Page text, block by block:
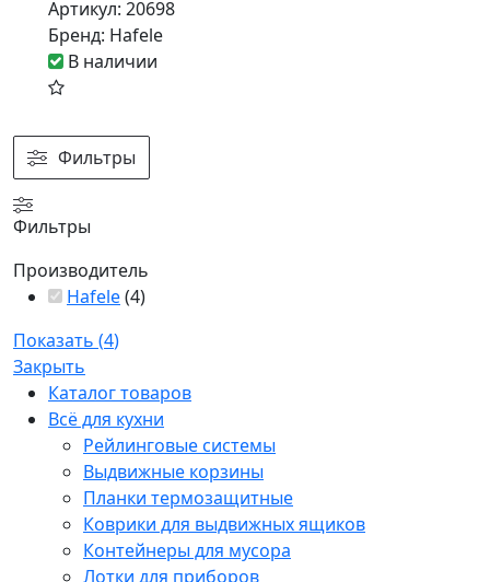
Фильтры
Фильтры
Производитель
Hafele(4)
Показать (4)
Закрыть
Каталог товаров
Всё для кухни
Рейлинговые системы
Выдвижные корзины
Планки термозащитные
Коврики для выдвижных ящиков
Контейнеры для мусора
Лотки для приборов
Артикул: 20698
Бренд: Hafele
В наличии